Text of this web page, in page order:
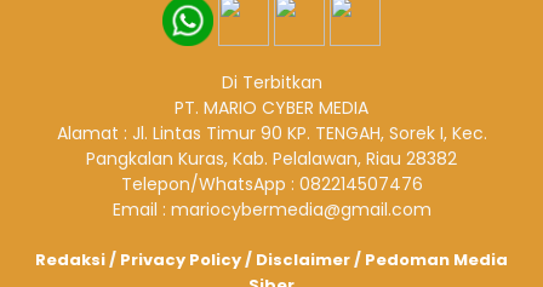
Di Terbitkan
PT. MARIO CYBER MEDIA
Alamat : Jl. Lintas Timur 90 KP. TENGAH, Sorek I, Kec.
Pangkalan Kuras, Kab. Pelalawan, Riau 28382
Telepon/WhatsApp : 082214507476
Email : mariocybermedia@gmail.com
Redaksi/ Privacy Policy/ Disclaimer/ Pedoman Media